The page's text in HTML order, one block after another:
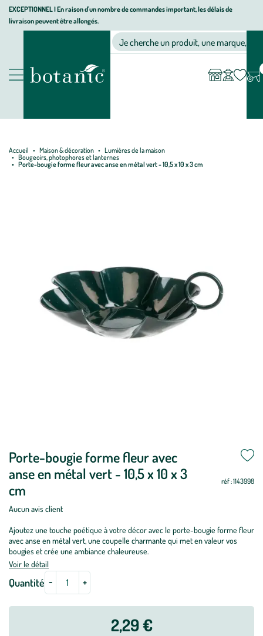
Aller
Aller
au
Aller
au
page
EXCEPTIONNEL I En raison d'un nombre de commandes important, les délais de
livraison peuvent être allongés.
Nos produits
Jardinerie écologique, animalerie, décoration, alimentation bio
Je cherche un produit, une marque, un
compte
Accueil Maison & décoration
Lumières de la maison
Bougeoirs, photophores et lanternes
Porte-bougie forme fleur avec anse en métal vert - 10,5 x 10 x 3 cm
Porte-bougie forme fleur avec
anse en métal vert - 10,5 x 10 x 3
cm
réf : 1143998
Aucun avis client
Ajoutez une touche poétique à votre décor avec le porte-bougie forme fleur
avec anse en métal vert, une coupelle charmante qui met en valeur vos
bougies et crée une ambiance chaleureuse.
Voir le détail
Quantité
Mettre
jour
-
Mettre
jour
+
2,29 €